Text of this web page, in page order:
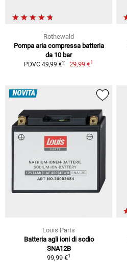
Rothewald
Pompa aria compressa batteria
da 10 bar
PDVC 49,99 €2 29,99 €1
NOVITÀ
Louis Parts
Batteria agli ioni di sodio
SNA12B
99,99 €1